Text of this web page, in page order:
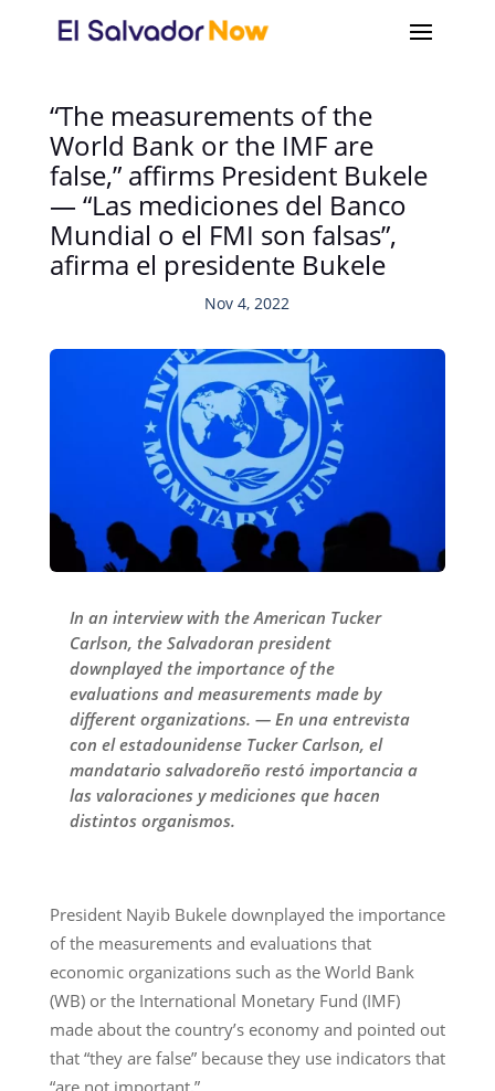
“The measurements of the
World Bank or the IMF are
false,” affirms President Bukele
— “Las mediciones del Banco
Mundial o el FMI son falsas”,
afirma el presidente Bukele
Nov 4, 2022
In an interview with the American Tucker
Carlson, the Salvadoran president
downplayed the importance of the
evaluations and measurements made by
different organizations. — En una entrevista
con el estadounidense Tucker Carlson, el
mandatario salvadoreño restó importancia a
las valoraciones y mediciones que hacen
distintos organismos.
President Nayib Bukele downplayed the importance
of the measurements and evaluations that
economic organizations such as the World Bank
(WB) or the International Monetary Fund (IMF)
made about the country’s economy and pointed out
that “they are false” because they use indicators that
“are not important.”